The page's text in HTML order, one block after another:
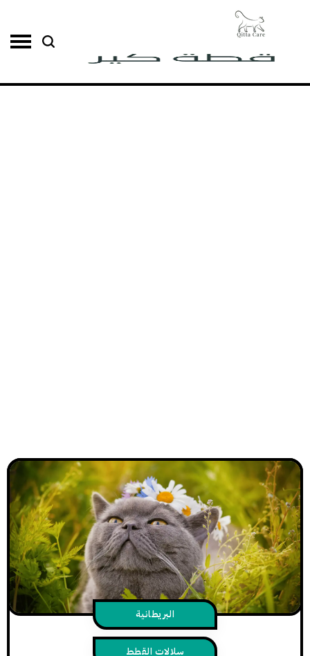
البريطانية
سلالات القطط